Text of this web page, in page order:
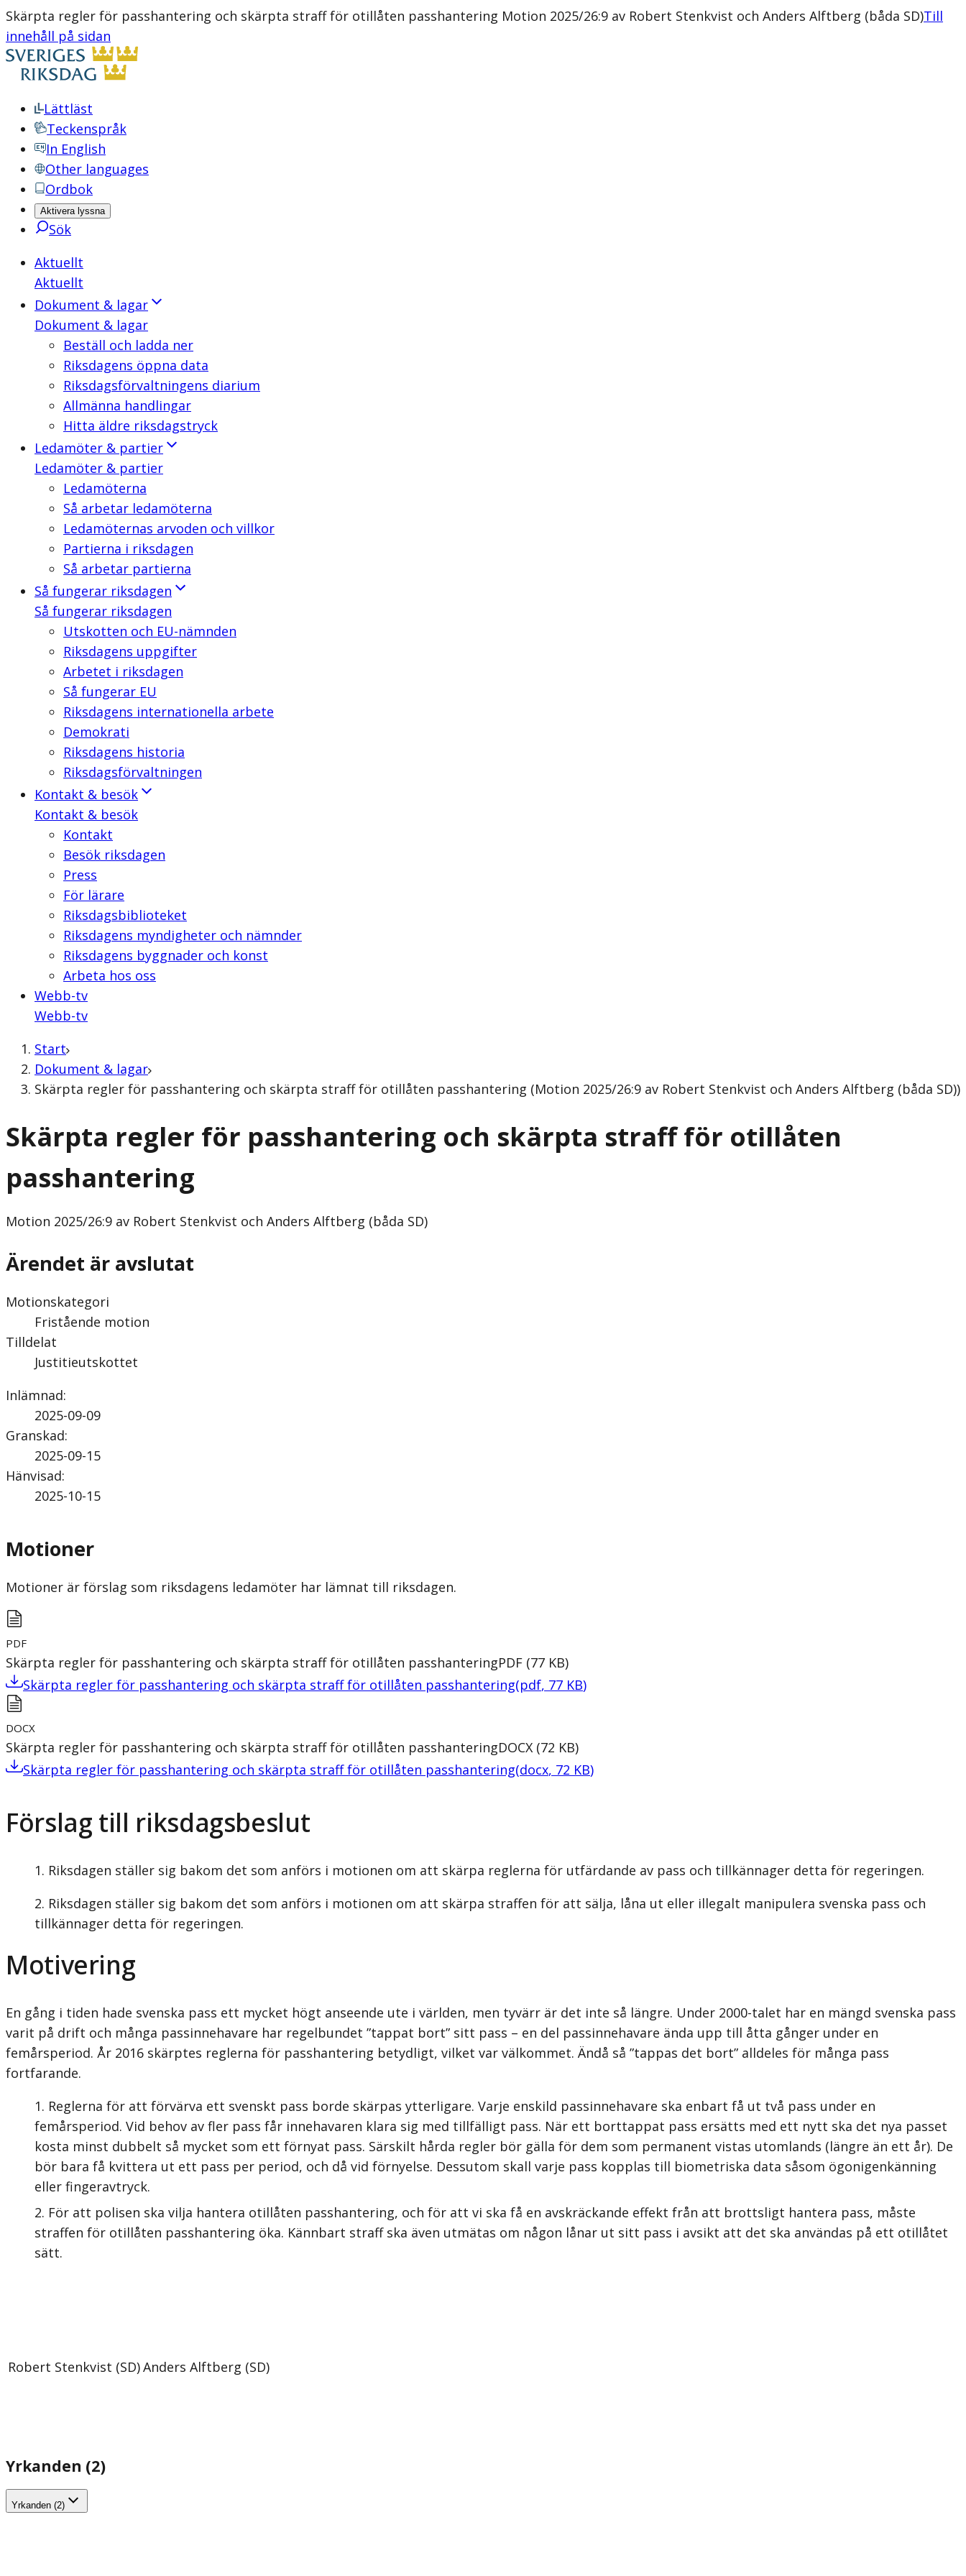
Skärpta regler för passhantering och skärpta straff för otillåten passhantering Motion 2025/26:9 av Robert Stenkvist och Anders Alftberg (båda SD)Till
innehåll på sidan
Lättläst
Teckenspråk
In English
Other languages
Ordbok
Aktivera lyssna
Sök
Aktuellt
Aktuellt
Dokument & lagar
Dokument & lagar
Beställ och ladda ner
Riksdagens öppna data
Riksdagsförvaltningens diarium
Allmänna handlingar
Hitta äldre riksdagstryck
Ledamöter & partier
Ledamöter & partier
Ledamöterna
Så arbetar ledamöterna
Ledamöternas arvoden och villkor
Partierna i riksdagen
Så arbetar partierna
Så fungerar riksdagen
Så fungerar riksdagen
Utskotten och EU-nämnden
Riksdagens uppgifter
Arbetet i riksdagen
Så fungerar EU
Riksdagens internationella arbete
Demokrati
Riksdagens historia
Riksdagsförvaltningen
Kontakt & besök
Kontakt & besök
Kontakt
Besök riksdagen
Press
För lärare
Riksdagsbiblioteket
Riksdagens myndigheter och nämnder
Riksdagens byggnader och konst
Arbeta hos oss
Webb-tv
Webb-tv
Start
Dokument & lagar
Skärpta regler för passhantering och skärpta straff för otillåten passhantering (Motion 2025/26:9 av Robert Stenkvist och Anders Alftberg (båda SD))
Skärpta regler för passhantering och skärpta straff för otillåten
passhantering
Motion 2025/26:9 av Robert Stenkvist och Anders Alftberg (båda SD)
Ärendet är avslutat
Motionskategori
Fristående motion
Tilldelat
Justitieutskottet
Inlämnad:
2025-09-09
Granskad:
2025-09-15
Hänvisad:
2025-10-15
Motioner
Motioner är förslag som riksdagens ledamöter har lämnat till riksdagen.
PDF
Skärpta regler för passhantering och skärpta straff för otillåten passhanteringPDF (77 KB)
Skärpta regler för passhantering och skärpta straff för otillåten passhantering(pdf, 77 KB)
DOCX
Skärpta regler för passhantering och skärpta straff för otillåten passhanteringDOCX (72 KB)
Skärpta regler för passhantering och skärpta straff för otillåten passhantering(docx, 72 KB)
Förslag till riksdagsbeslut
Riksdagen ställer sig bakom det som anförs i motionen om att skärpa reglerna för utfärdande av pass och tillkännager detta för regeringen.
Riksdagen ställer sig bakom det som anförs i motionen om att skärpa straffen för att sälja, låna ut eller illegalt manipulera svenska pass och
tillkännager detta för regeringen.
Motivering
En gång i tiden hade svenska pass ett mycket högt anseende ute i världen, men tyvärr är det inte så längre. Under 2000-talet har en mängd svenska pass
varit på drift och många passinnehavare har regelbundet ”tappat bort” sitt pass – en del passinnehavare ända upp till åtta gånger under en
femårsperiod. År 2016 skärptes reglerna för passhantering betydligt, vilket var välkommet. Ändå så ”tappas det bort” alldeles för många pass
fortfarande.
Reglerna för att förvärva ett svenskt pass borde skärpas ytterligare. Varje enskild passinnehavare ska enbart få ut två pass under en
femårsperiod. Vid behov av fler pass får innehavaren klara sig med tillfälligt pass. När ett borttappat pass ersätts med ett nytt ska det nya passet
kosta minst dubbelt så mycket som ett förnyat pass. Särskilt hårda regler bör gälla för dem som permanent vistas utomlands (längre än ett år). De
bör bara få kvittera ut ett pass per period, och då vid förnyelse. Dessutom skall varje pass kopplas till biometriska data såsom ögonigenkänning
eller finger­avtryck.
För att polisen ska vilja hantera otillåten passhantering, och för att vi ska få en avskräckande effekt från att brottsligt hantera pass, måste
straffen för otillåten passhantering öka. Kännbart straff ska även utmätas om någon lånar ut sitt pass i avsikt att det ska användas på ett otillåtet
sätt.
Robert Stenkvist (SD)Anders Alftberg (SD)
Yrkanden (2)
Yrkanden (2)